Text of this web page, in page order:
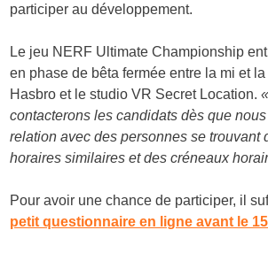
participer au développement.
Le jeu NERF Ultimate Championship
en phase de bêta fermée entre la mi et
Hasbro et le studio VR Secret Location.
contacterons les candidats dès que
relation avec des personnes se trouvant
horaires similaires et des créneaux
Pour avoir une chance de participer, il
petit questionnaire en ligne avant le